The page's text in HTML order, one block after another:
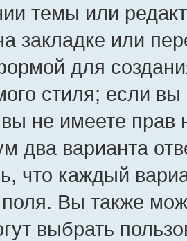
темы или
закладке или
для
стиля; если
не имеете прав
два варианта
что каждый
поля. Вы также
выбрать